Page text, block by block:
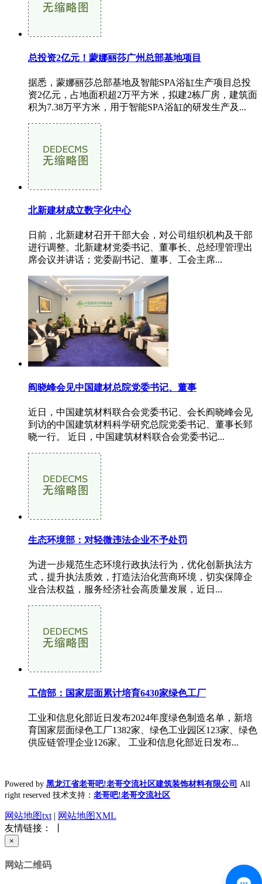
总投资2亿元！蒙娜丽莎广州总部基地项目
据悉，蒙娜丽莎总部基地及智能SPA浴缸生产项目总投
资2亿元，占地面积超2万平方米，拟建2栋厂房，建筑面
积为7.38万平方米，用于智能SPA浴缸的研发生产及...
北新建材成立数字化中心
日前，北新建材召开干部大会，对公司组织机构及干部
进行调整。北新建材党委书记、董事长、总经理管理出
席会议并讲话；党委副书记、董事、工会主席...
阎晓峰会见中国建材总院党委书记、董事
近日，中国建筑材料联合会党委书记、会长阎晓峰会见
到访的中国建筑材料科学研究总院党委书记、董事长郅
晓一行。 近日，中国建筑材料联合会党委书记...
生态环境部：对轻微违法企业不予处罚
为进一步规范生态环境行政执法行为，优化创新执法方
式，提升执法质效，打造法治化营商环境，切实保障企
业合法权益，服务经济社会高质量发展，近日...
工信部：国家层面累计培育6430家绿色工厂
工业和信息化部近日发布2024年度绿色制造名单，新培
育国家层面绿色工厂1382家、绿色工业园区123家、绿色
供应链管理企业126家。 工业和信息化部近日发布...
Powered by 黑龙江省老哥吧!老哥交流社区建筑装饰材料有限公司 All
right reserved 技术支持： 老哥吧!老哥交流社区
网站地图txt | 网站地图XML
友情链接： 丨
×
网站二维码